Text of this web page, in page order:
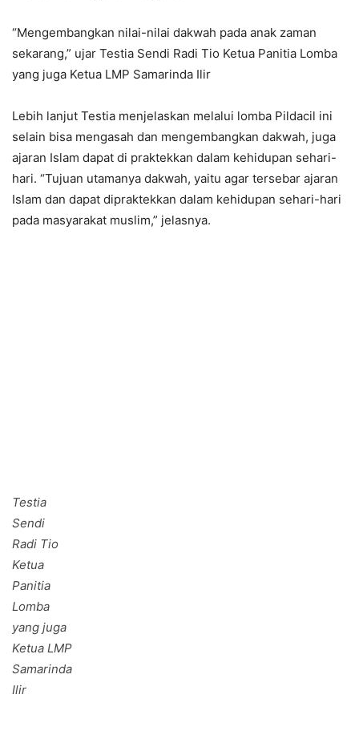
“Mengembangkan nilai-nilai dakwah pada anak zaman
sekarang,” ujar Testia Sendi Radi Tio Ketua Panitia Lomba
yang juga Ketua LMP Samarinda Ilir
Lebih lanjut Testia menjelaskan melalui lomba Pildacil ini
selain bisa mengasah dan mengembangkan dakwah, juga
ajaran Islam dapat di praktekkan dalam kehidupan sehari-
hari. “Tujuan utamanya dakwah, yaitu agar tersebar ajaran
Islam dan dapat dipraktekkan dalam kehidupan sehari-hari
pada masyarakat muslim,” jelasnya.
Testia
Sendi
Radi Tio
Ketua
Panitia
Lomba
yang juga
Ketua LMP
Samarinda
Ilir